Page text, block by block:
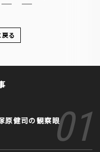
戻る
原健司の観察眼